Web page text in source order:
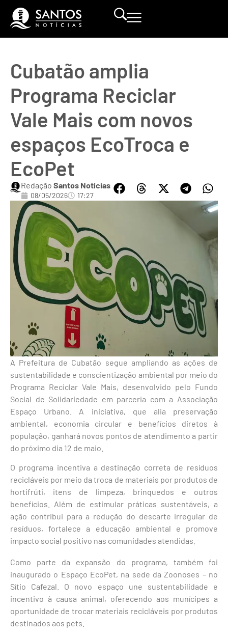
Cubatão amplia
Programa Reciclar
Vale Mais com novos
espaços EcoTroca e
EcoPet
Redação Santos Notícias
08/05/2026 17:27
A Prefeitura de Cubatão segue ampliando as ações de
sustentabilidade e conscientização ambiental por meio do
Programa Reciclar Vale Mais, desenvolvido pelo Fundo
Social de Solidariedade em parceria com a Associação
Espaço Urbano. A iniciativa, que alia preservação
ambiental, economia circular e benefícios diretos à
população, ganhará novos pontos de atendimento a partir
do próximo dia 12 de maio.
O programa incentiva a destinação correta de resíduos
recicláveis por meio da troca de materiais por produtos de
hortifrúti, itens de limpeza, brinquedos e outros
benefícios. Além de estimular práticas sustentáveis, a
ação contribui para a redução do descarte irregular de
resíduos, fortalece a educação ambiental e promove
impacto social positivo nas comunidades atendidas.
Como parte da expansão do programa, também foi
inaugurado o Espaço EcoPet, na sede da Zoonoses – no
Sítio Cafezal. O novo espaço une sustentabilidade e
incentivo à causa animal, oferecendo aos munícipes a
oportunidade de trocar materiais recicláveis por produtos
destinados aos pets.